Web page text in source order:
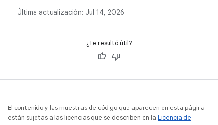
fuentes dentro de la arquitectura de una app.
Última actualización: Jul 14, 2026
¿Te resultó útil?
El contenido y las muestras de código que aparecen en esta página
están sujetas a las licencias que se describen en la Licencia de